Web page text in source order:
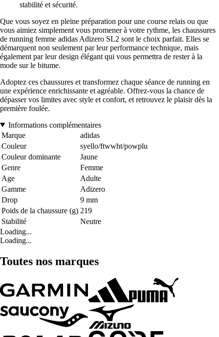
stabilité et sécurité.
Que vous soyez en pleine préparation pour une course relais ou que
vous aimiez simplement vous promener à votre rythme, les chaussures
de running femme adidas Adizero SL2 sont le choix parfait. Elles se
démarquent non seulement par leur performance technique, mais
également par leur design élégant qui vous permettra de rester à la
mode sur le bitume.
Adoptez ces chaussures et transformez chaque séance de running en
une expérience enrichissante et agréable. Offrez-vous la chance de
dépasser vos limites avec style et confort, et retrouvez le plaisir dès la
première foulée.
Informations complémentaires
Marque
adidas
Couleur
syello/ftwwht/powplu
Couleur dominante
Jaune
Genre
Femme
Age
Adulte
Gamme
Adizero
Drop
9 mm
Poids de la chaussure (g) 219
Stabilité
Neutre
Loading...
Loading...
Toutes nos marques